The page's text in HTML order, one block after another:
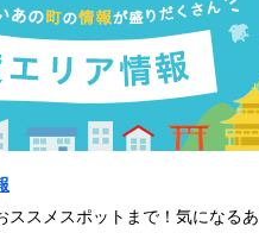
ススメスポットまで！気になる